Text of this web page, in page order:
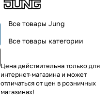
Все товары Jung
Все товары категории
Цена действительна только для
интернет-магазина и может
отличаться от цен в розничных
магазинах!